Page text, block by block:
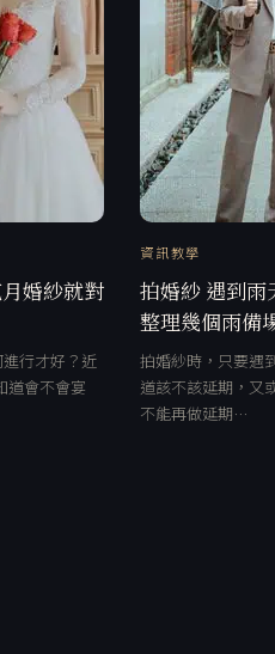
婚紗就對
行才好？近
道會不會宴
資訊教學
拍婚紗 遇到雨
整理幾個雨備
拍婚紗時，只要遇
道該不該延期，又
不能再做延期…